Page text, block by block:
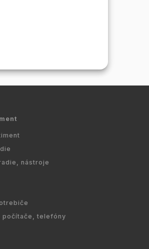
nástroje
počítače, telefóny